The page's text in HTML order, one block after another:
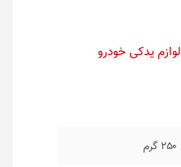
لوازم یدکی خودرو
250 گرم